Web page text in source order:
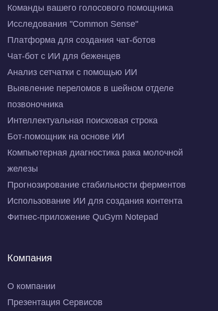
Команды вашего голосового помощника
Исследования "Common Sense"
Платформа для создания чат-ботов
Чат-бот с ИИ для беженцев
Анализ сетчатки с помощью ИИ
Выявление переломов в шейном отделе
позвоночника
Интеллектуальная поисковая строка
Бот-помощник на основе ИИ
Компьютерная диагностика рака молочной
железы
Прогнозирование стабильности ферментов
Использование ИИ для создания контента
Фитнес-приложение QuGym Notepad
Компания
О компании
Презентация Сервисов